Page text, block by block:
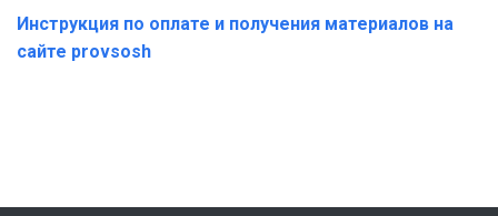
Инструкция по оплате и получения материалов на
сайте provsosh